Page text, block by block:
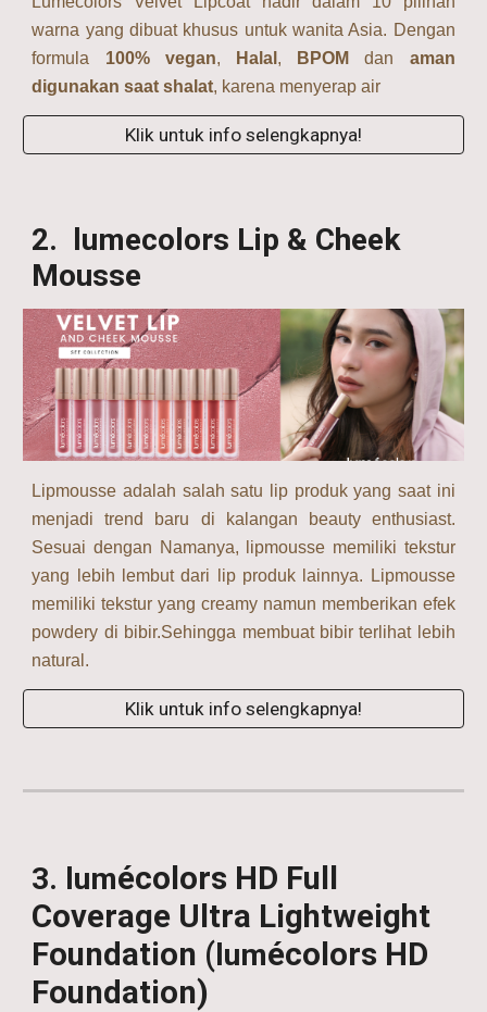
warna yang dibuat khusus untuk wanita Asia. Dengan
formula 100% vegan, Halal , BPOM dan aman
digunakan saat shalat, karena menyerap air
Klik untuk info selengkapnya!
2. lumecolors Lip & Cheek
Mousse
Lipmousse adalah salah satu lip produk yang saat ini
menjadi trend baru di kalangan beauty enthusiast.
Sesuai dengan Namanya, lipmousse memiliki tekstur
yang lebih lembut dari lip produk lainnya. Lipmousse
memiliki tekstur yang creamy namun memberikan efek
powdery di bibir.Sehingga membuat bibir terlihat lebih
natural.
Klik untuk info selengkapnya!
3. lumécolors HD Full
Coverage Ultra Lightweight
Foundation (lumécolors HD
Foundation)